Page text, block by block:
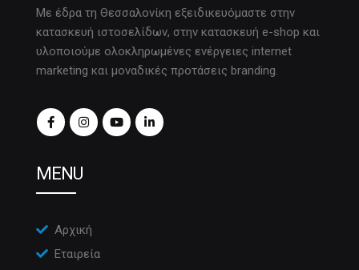
Με έδρα τη Θεσσαλονίκη εξειδικευόμαστε στην
κατασκευή ιστοσελίδων, στην κατασκευή e-shop και
υλοποιούμε ολοκληρωμένες ενέργειες internet
marketing και μοναδικές προτάσεις branding.
MENU
Αρχική
Εταιρεία